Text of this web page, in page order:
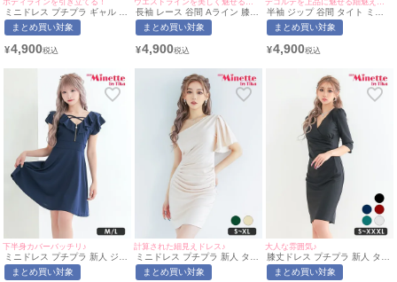
ミニドレス プチプラ ギャル タ
イト 長袖 袖あり オフショル
セクシー ラウンジ キャミソー
ボン 総レース 黒 キャバドレス
| myMinette/マイミネット
まとめ買い対象
¥4,900
長袖 レース 谷間 Aライン 膝丈
ドレス (林姫奈妙着用/S~XXXL
対応) | myMinette/マイミネッ
まとめ買い対象
¥4,900
半袖 ジップ 谷間 タイト ミニ
ドレス (ちぴたん着用/M~Lサイ
ズ対応) | myMinette/マイミネ
まとめ買い対象
¥4,900
下半身カバーバッチリ♪
ミニドレス プチプラ 新人 ジッ
プ ワンピース フレア セクシー
半袖 低身長 谷間 チャーム付き
まとめ買い対象
計算された細見えドレス♪
ミニドレス プチプラ 新人 タイ
ト ラウンジ ワンショル 半袖
低身長 胸元隠し 同伴 ベージュ
まとめ買い対象
大人な雰囲気♪
膝丈ドレス プチプラ 新人 タイ
ト 袖あり 黒 キャバドレス (あ
おぽん着用/S〜XXXLサイズ対
まとめ買い対象